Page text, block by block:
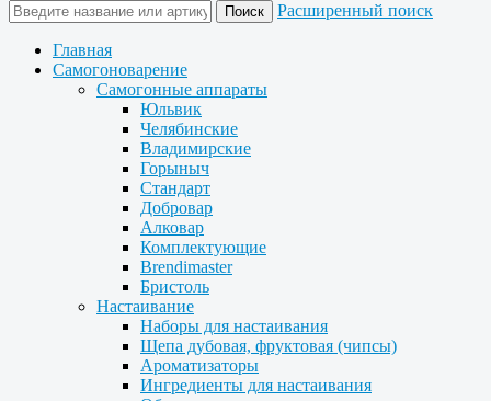
Расширенный поиск
Главная
Самогоноварение
Самогонные аппараты
Юльвик
Челябинские
Владимирские
Горыныч
Стандарт
Добровар
Алковар
Комплектующие
Brendimaster
Бристоль
Настаивание
Наборы для настаивания
Щепа дубовая, фруктовая (чипсы)
Ароматизаторы
Ингредиенты для настаивания